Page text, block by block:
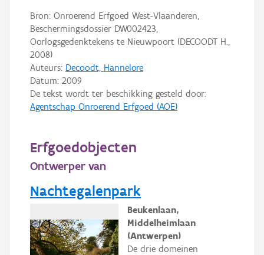
Bron: Onroerend Erfgoed West-Vlaanderen,
Beschermingsdossier DW002423,
Oorlogsgedenktekens te Nieuwpoort (DECOODT H.,
2008)
Auteurs: Decoodt, Hannelore
Datum: 2009
De tekst wordt ter beschikking gesteld door:
Agentschap Onroerend Erfgoed (AOE)
Erfgoedobjecten
Ontwerper van
Nachtegalenpark
Beukenlaan,
Middelheimlaan
(Antwerpen)
De drie domeinen